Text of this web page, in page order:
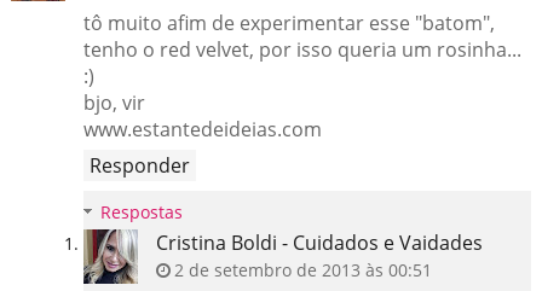
tô muito afim de experimentar esse "batom",
tenho o red velvet, por isso queria um rosinha...
:)
bjo, vir
www.estantedeideias.com
Responder
Respostas
Cristina Boldi - Cuidados e Vaidades
2 de setembro de 2013 às 00:51